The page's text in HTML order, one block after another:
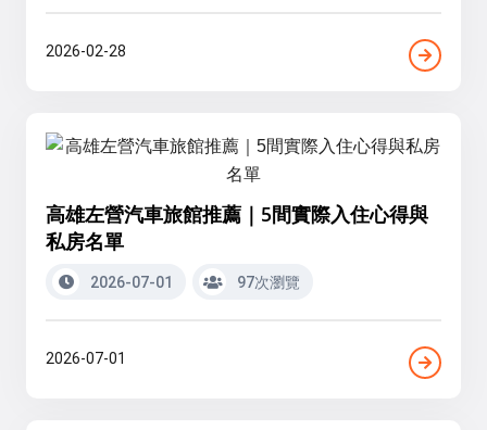
2026-02-28
高雄左營汽車旅館推薦｜5間實際入住心得與
私房名單
2026-07-01 97次瀏覽
2026-07-01